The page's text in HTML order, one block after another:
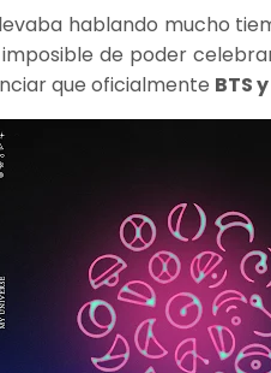
hablando mucho
de poder
que oficialmente BTS